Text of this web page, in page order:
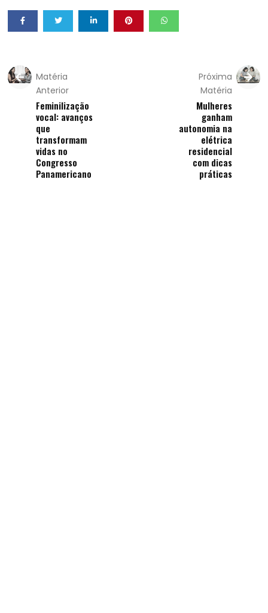
Matéria
Anterior
Feminilização
vocal: avanços
que
transformam
vidas no
Congresso
Panamericano
Próxima
Matéria
Mulheres
ganham
autonomia na
elétrica
residencial
com dicas
práticas